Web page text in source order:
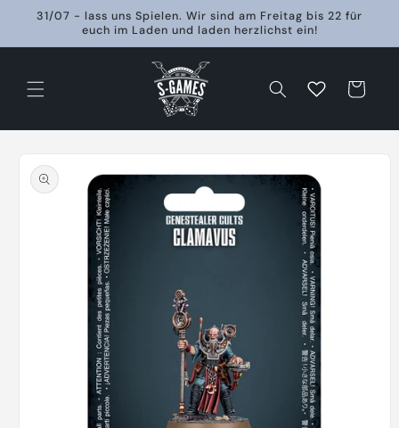
zum
31/07 - lass uns Spielen. Wir sind am Freitag bis 22 für
euch im Laden und laden herzlichst ein!
Warenkorb